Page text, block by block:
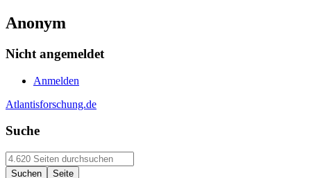
Anonym
Nicht angemeldet
Anmelden
Atlantisforschung.de
Suche